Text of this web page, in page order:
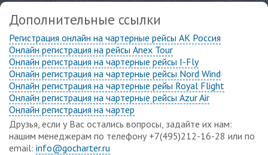
Дополнительные ссылки
Регистрация онлайн на чартерные рейсы АК Россия
Онлайн регистрация на рейсы Anex Tour
Онлайн регистрация на чартерные рейсы I-Fly
Онлайн регистрация на чартерные рейсы Nord Wind
Онлайн регистрация на чартерные рейы Royal Flight
Онлайн регистрация на чартерные рейсы Azur Air
Онлайн регистрация на чартер
Друзья, если у Вас остались вопросы, задайте их нам:
нашим менеджерам по телефону +7(495)212-16-28 или по
email: info@gocharter.ru